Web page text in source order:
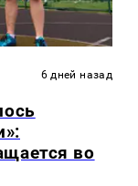
6 дней назад
во